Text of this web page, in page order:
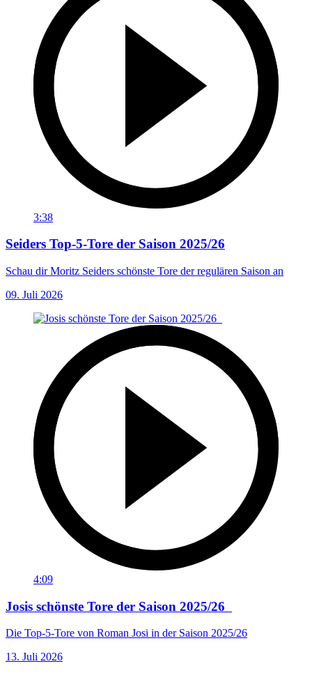
3:38
Seiders Top-5-Tore der Saison 2025/26
Schau dir Moritz Seiders schönste Tore der regulären Saison an
09. Juli 2026
4:09
Josis schönste Tore der Saison 2025/26
Die Top-5-Tore von Roman Josi in der Saison 2025/26
13. Juli 2026